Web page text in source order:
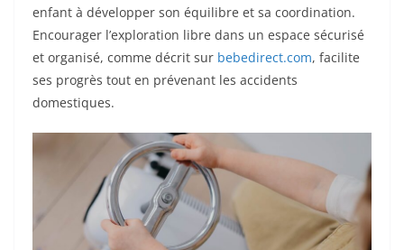
enfant à développer son équilibre et sa coordination.
Encourager l’exploration libre dans un espace sécurisé
et organisé, comme décrit sur bebedirect.com, facilite
ses progrès tout en prévenant les accidents
domestiques.